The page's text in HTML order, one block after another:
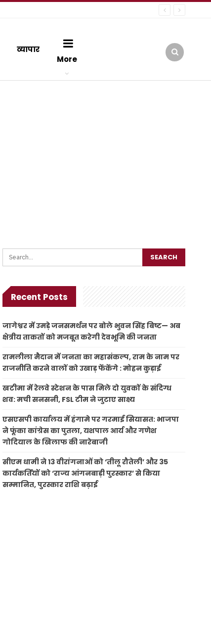
व्यापार
More
Recent Posts
जागेश्वर में उमड़े जनसमर्थन पर बोले भुवन सिंह बिष्ट— अब
क्षेत्रीय ताकतों को मजबूत करेगी देवभूमि की जनता
रामलीला मैदान में जनता का महासंकल्प, राम के नाम पर
राजनीति करने वालों को उखाड़ फेंकेंगे : मोहन कुड़ाई
खटीमा में रेलवे स्टेशन के पास मिले दो युवकों के संदिग्ध
शव: मची सनसनी, FSL टीम ने जुटाए साक्ष्य
एसएसपी कार्यालय में हंगामे पर गरमाई सियासत: भाजपा
ने फूंका कांग्रेस का पुतला, यशपाल आर्य और गणेश
गोदियाल के खिलाफ की नारेबाजी
सीएम धामी ने 13 वीरांगनाओं को ‘तीलू रौतेली’ और 35
कार्यकर्तियों को ‘राज्य आंगनबाड़ी पुरस्कार’ से किया
सम्मानित, पुरस्कार राशि बढ़ाई